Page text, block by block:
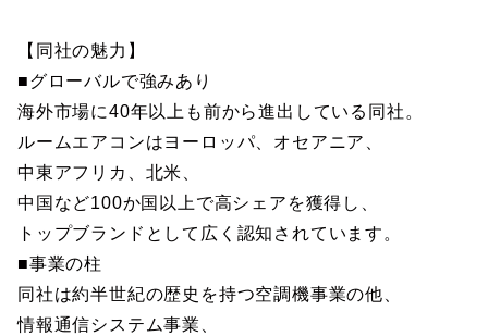
【同社の魅力】
■グローバルで強みあり
海外市場に40年以上も前から進出している同社。
ルームエアコンはヨーロッパ、オセアニア、
中東アフリカ、北米、
中国など100か国以上で高シェアを獲得し、
トップブランドとして広く認知されています。
■事業の柱
同社は約半世紀の歴史を持つ空調機事業の他、
情報通信システム事業、